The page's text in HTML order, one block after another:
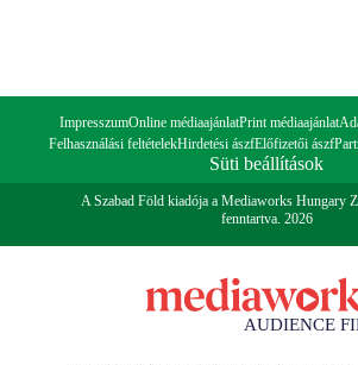
ImpresszumOnline médiaajánlatPrint médiaajánlat
Felhasználási feltételekHirdetési ászfElőfizetői ászf
Süti beállítások
A Szabad Föld kiadója a Mediaworks Hungary
fenntartva. 2026